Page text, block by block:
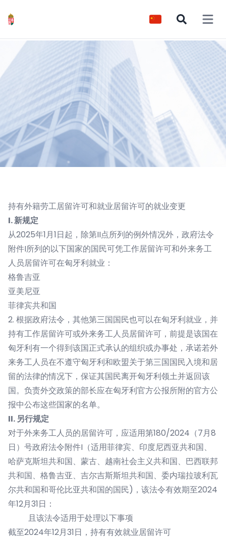
Open
持有外籍劳工居留许可和就业居留许可的就业变更
I. 新规定
从2025年1月1日起，除第II点所列的例外情况外，政府法令
附件I所列的以下国家的国民可凭工作居留许可和外来务工
人员居留许可在匈牙利就业：
格鲁吉亚
亚美尼亚
菲律宾共和国
2. 根据政府法令，其他第三国国民也可以在匈牙利就业，并
持有工作居留许可或外来务工人员居留许可，前提是该国在
匈牙利有一个得到该国正式承认的组织或办事处，承诺若外
来务工人员在不遵守匈牙利和欧盟关于第三国国民入境和居
留的法律的情况下，保证其国民离开匈牙利领土并返回该
国。负责外交政策的部长应在匈牙利官方公报所附的官方公
报中公布这些国家的名单。
II. 另行规定
对于外来务工人员的居留许可，应适用第180/2024（7月8
日）号政府法令附件I（适用菲律宾、印度尼西亚共和国、
哈萨克斯坦共和国、蒙古、越南社会主义共和国、巴西联邦
共和国、格鲁吉亚、吉尔吉斯斯坦共和国、委内瑞拉玻利瓦
尔共和国和哥伦比亚共和国的国民)，该法令有效期至2024
年12月31日：
且该法令适用于处理以下事项
截至2024年12月31日，持有有效就业居留许可